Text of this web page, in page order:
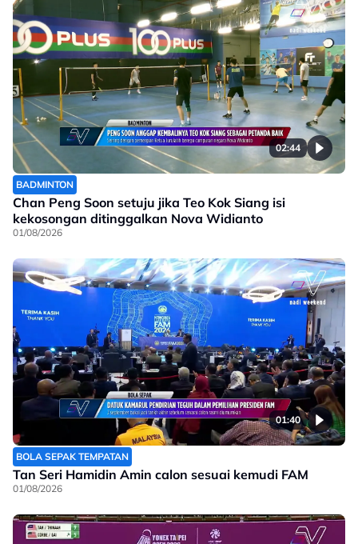
02:44
BADMINTON
Chan Peng Soon setuju jika Teo Kok Siang isi
kekosongan ditinggalkan Nova Widianto
01/08/2026
01:40
BOLA SEPAK TEMPATAN
Tan Seri Hamidin Amin calon sesuai kemudi FAM
01/08/2026